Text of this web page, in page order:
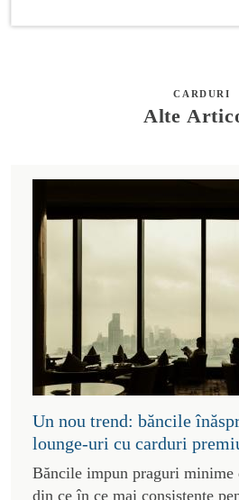
CARDURI
Alte
Un nou trend: băncile
lounge-uri cu carduri
Băncile impun praguri minime
din ce în ce mai consistente